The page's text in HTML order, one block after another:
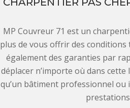
MP Couvreur 71 est un
plus de vous offrir des
également des garanties par
déplacer n’importe où dans
qu’un bâtiment professionnel